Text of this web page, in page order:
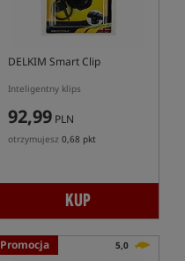
DELKIM Smart Clip
Inteligentny klips
92,99 PLN
otrzymujesz 0,68 pkt
KUP
Promocja 5,0